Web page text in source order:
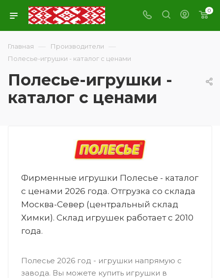
0
Главная — Производители —
Полесье-игрушки - каталог с ценами
Полесье-игрушки -
каталог с ценами
Фирменные игрушки Полесье - каталог
с ценами 2026 года. Отгрузка со склада
Москва-Север (центральный склад
Химки). Склад игрушек работает с 2010
года.
Полесье 2026 год - игрушки напрямую с
завода. Вы можете купить игрушки в